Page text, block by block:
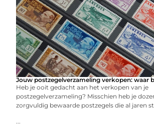
Jouw postzegelverzameling verkopen: waar
Heb je ooit gedacht aan het verkopen van je
postzegelverzameling? Misschien heb je
zorgvuldig bewaarde postzegels die al jaren
...